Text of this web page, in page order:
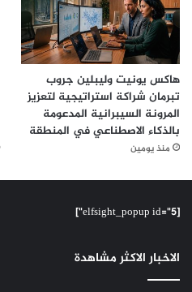
هاكس يونيت وليبلين جروب
تبرمان شراكة استراتيجية لتعزيز
المرونة السيبرانية المدعومة
بالذكاء الاصطناعي في المنطقة
منذ يومين
[elfsight_popup id="5"]
الاخبار الاكثر مشاهدة